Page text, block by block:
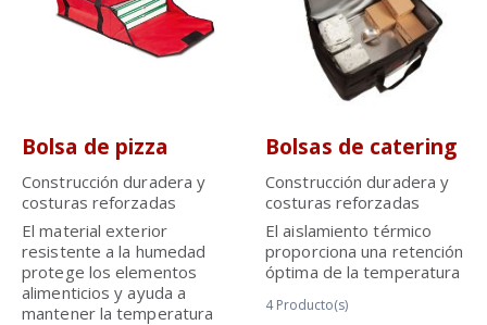
Bolsa de pizza
Construcción duradera y
costuras reforzadas
El material exterior
resistente a la humedad
protege los elementos
alimenticios y ayuda a
mantener la temperatura
Bolsas de catering
Construcción duradera y
costuras reforzadas
El aislamiento térmico
proporciona una retención
óptima de la temperatura
4 Producto(s)